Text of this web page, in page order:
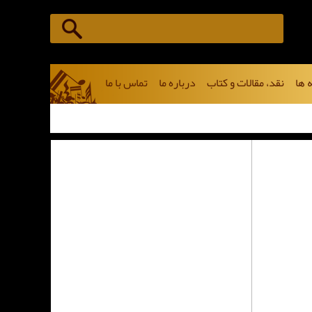
ها نقد، مقالات و کتاب درباره ما تماس با ما